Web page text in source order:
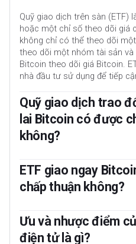
Quỹ giao dịch trên sàn (ETF)
hoặc một chỉ số theo dõi giá
không chỉ có thể theo dõi
theo dõi một nhóm tài sản và
Bitcoin theo dõi giá Bitcoin.
nhà đầu tư sử dụng để tiếp
Quỹ giao dịch trao
lai Bitcoin có được
không?
tại Hoa Kỳ đã được Ủy ban
Kỳ chấp thuận vào tháng 10
ETF tương lai Bitcoin đã được
biết ngành công nghiệp tiền
túng, đó là lý do tại sao họ
liên quan đến tiền điện tử
ETF giao ngay
chấp thuận không?
yết và giao dịch một số Quỹ
ngay, mở ra cánh cửa cho
Ưu và nhược điểm
điện tử là gì?